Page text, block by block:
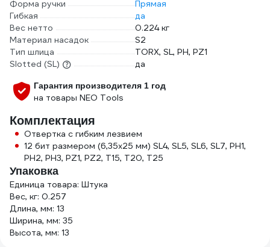
Форма ручки
Прямая
Гибкая
да
Вес нетто
0.224 кг
Материал насадок
S2
Тип шлица
TORX, SL, PH, PZ1
Slotted (SL)
да
Гарантия производителя 1 год
на товары NEO Tools
Комплектация
Отвертка с гибким лезвием
12 бит размером (6,35x25 мм) SL4, SL5, SL6, SL7, PH1,
PH2, PH3, PZ1, PZ2, T15, T20, T25
Упаковка
Единица товара: Штука
Вес, кг: 0.257
Длина, мм: 13
Ширина, мм: 35
Высота, мм: 13